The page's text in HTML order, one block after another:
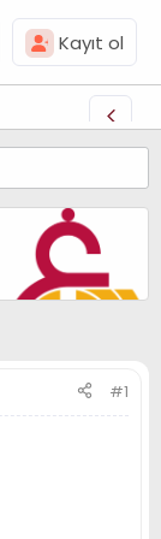
Kayıt ol
#1